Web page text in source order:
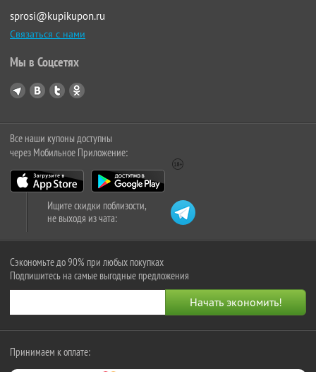
sprosi@kupikupon.ru
Связаться с нами
Мы в Соцсетях
Все наши купоны доступны
через Мобильное Приложение:
Ищите скидки поблизости,
не выходя из чата:
Сэкономьте до 90% при любых покупках
Подпишитесь на самые выгодные предложения
Принимаем к оплате: